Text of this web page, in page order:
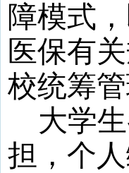
障模式
医保有
校统筹管
大学
担，个